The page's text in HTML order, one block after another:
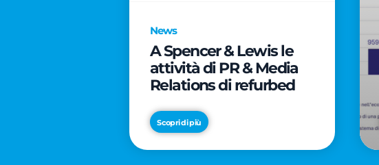
News
A Spencer & Lewis le
attività di PR & Media
Relations di refurbed
Scopri di più